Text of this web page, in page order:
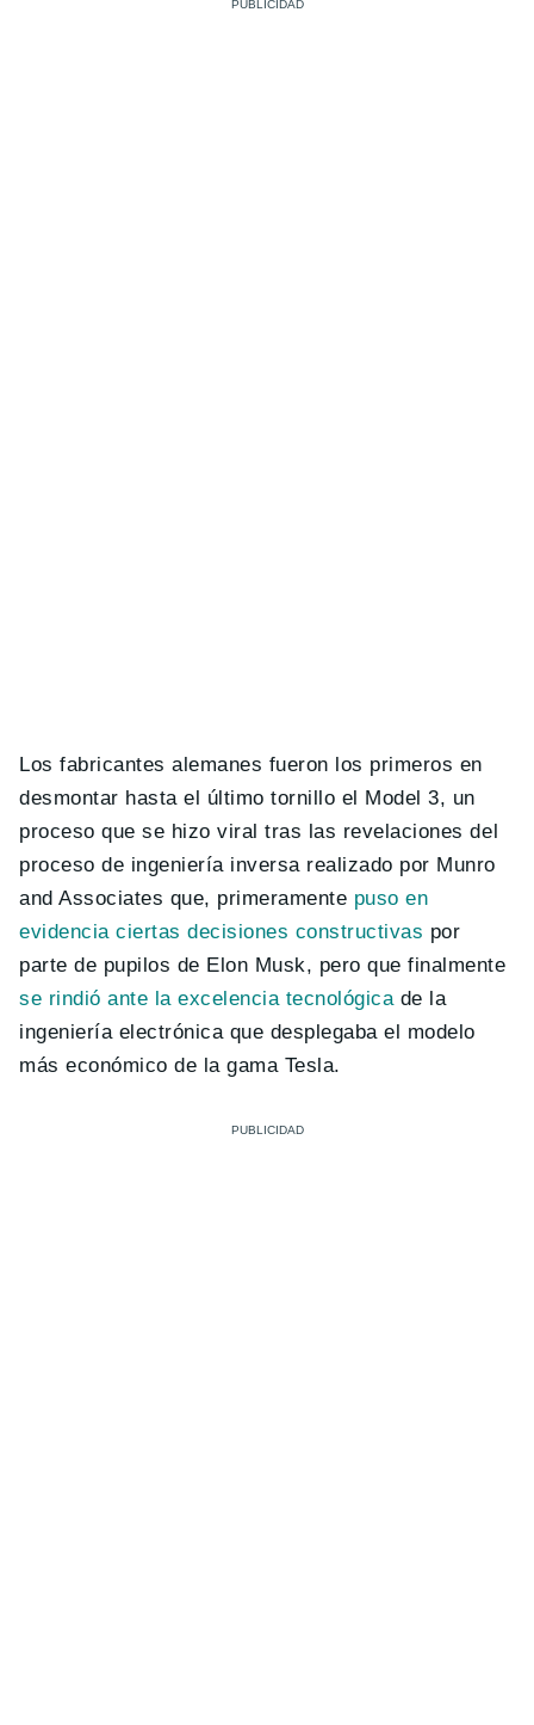
Los fabricantes alemanes fueron los primeros en
desmontar hasta el último tornillo el Model 3, un
proceso que se hizo viral tras las revelaciones del
proceso de ingeniería inversa realizado por Munro
and Associates que, primeramente puso en
evidencia ciertas decisiones constructivas por
parte de pupilos de Elon Musk, pero que finalmente
se rindió ante la excelencia tecnológicade la
ingeniería electrónica que desplegaba el modelo
más económico de la gama Tesla.